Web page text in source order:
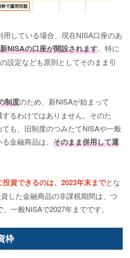
している場合、現在NISA口座のあ
NISAの口座が開設されます。特に
設定なども原則としてそのまま引
制度のため、新NISAが始まって
るわけではありません。そのた
も、旧制度のつみたてNISAや一般
金融商品は、 そのまま併用して運
資できるのは、2023年末までとな
した金融商品の非課税期間は、つ
一般NISAで2027年までです。
枠